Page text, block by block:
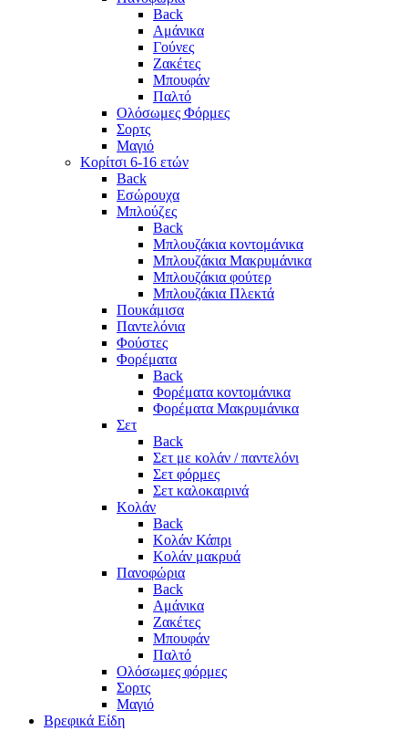
Back
Αμάνικα
Γούνες
Ζακέτες
Μπουφάν
Παλτό
Ολόσωμες Φόρμες
Σορτς
Μαγιό
Κορίτσι 6-16 ετών
Back
Εσώρουχα
Μπλούζες
Back
Μπλουζάκια κοντομάνικα
Μπλουζάκια Μακρυμάνικα
Μπλουζάκια φούτερ
Μπλουζάκια Πλεκτά
Πουκάμισα
Παντελόνια
Φούστες
Φορέματα
Back
Φορέματα κοντομάνικα
Φορέματα Μακρυμάνικα
Σετ
Back
Σετ με κολάν / παντελόνι
Σετ φόρμες
Σετ καλοκαιρινά
Κολάν
Back
Κολάν Κάπρι
Κολάν μακρυά
Πανοφώρια
Back
Αμάνικα
Ζακέτες
Μπουφάν
Παλτό
Ολόσωμες φόρμες
Σορτς
Μαγιό
Βρεφικά Είδη